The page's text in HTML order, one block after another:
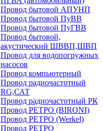
Провод бытовой АПУНП
Провод бытовой ПуВВ
Провод бытовой ПуГВВ
Провод бытовой,
акустический ШВВП,ШВП
Провод для водопогружных
насосов
Провод компьютерный
Провод радиочастотный
RG,САТ
Провод радиочастотный РК
Провод РЕТРО (BIRONI)
Провод РЕТРО (Werkel)
Провод РЕТРО